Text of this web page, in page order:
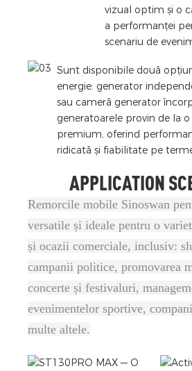
vizual optim și o
a performanței
scenariu de
Sunt disponibile două
energie: generator
sau cameră generator
generatoarele provin de la
premium, oferind
ridicată și fiabilitate pe
APPLICATION
Remorcile mobile Sinoswan
versatile și ideale pentru o
și ocazii comerciale, inclusiv:
campanii politice, promovarea
concerte și festivaluri,
evenimentelor sportive,
multe altele.